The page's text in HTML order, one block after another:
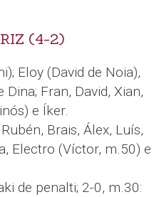
(4-2)
Eloy (David de Noia),
Dina; Fran, David, Xian,
e Íker.
Brais, Álex, Luís,
Electro (Víctor, m.50) e
de penalti; 2-0, m.30: